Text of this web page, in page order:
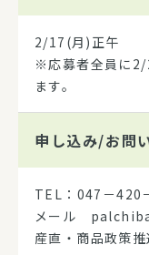
2/17(月)正午
※応募者全員に2/
ます。
申し込み/お問
TEL：047－
メール
産直・商品政策